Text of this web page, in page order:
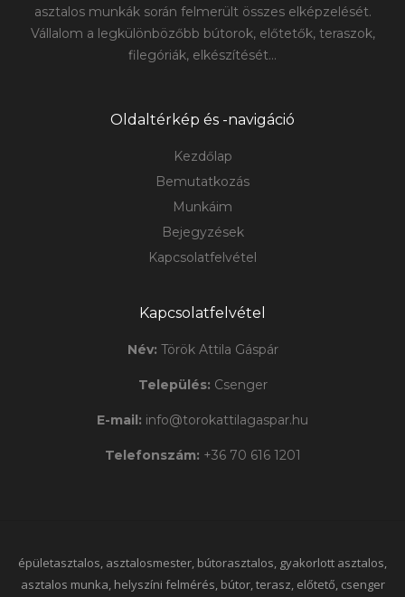
asztalos munkák során felmerült összes elképzelését.
Vállalom a legkülönbözőbb bútorok, előtetők, teraszok,
filegóriák, elkészítését...
Oldaltérkép és -navigáció
Kezdőlap
Bemutatkozás
Munkáim
Bejegyzések
Kapcsolatfelvétel
Kapcsolatfelvétel
Név: Török Attila Gáspár
Település: Csenger
E-mail: info@torokattilagaspar.hu
Telefonszám: +36 70 616 1201
épületasztalos, asztalosmester, bútorasztalos, gyakorlott asztalos,
asztalos munka, helyszíni felmérés, bútor, terasz, előtető, csenger